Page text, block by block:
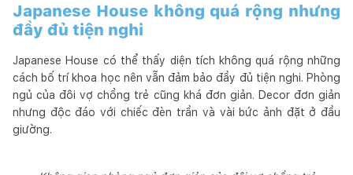
Japanese House không quá rộng nhưng
đầy đủ tiện nghi
Japanese House có thể thấy diện tích không quá rộng những
cách bố trí khoa học nên vẫn đảm bảo đầy đủ tiện nghi. Phòng
ngủ của đôi vợ chồng trẻ cũng khá đơn giản. Decor đơn giản
nhưng độc đáo với chiếc đèn trần và vài bức ảnh đặt ở đầu
giường.